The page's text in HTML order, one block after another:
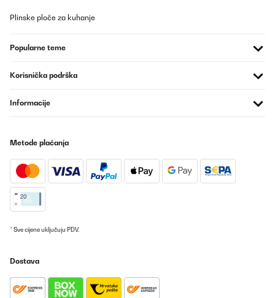
No estaba muy convencida, tengo un comedor de unos 40m. Y si
calienta que es lo que buscaba.
01/04/2023
They work great using the scheduling program, although much
German product there is no fahrenheit option so I google'd the
equivalent and got 24C for a warm room.Also the heater makes
substantially loud beep when turned on AND when the automatic
mode turns it on. To disable it I had to open the back panel under
the control panel by removing the 3 screws (using a small flat
head screwdriver that fit into their funky screws) and then found
nose plier and that stopped the beep. If you attempt this, makes
Amazon user
Plinske ploče za kuhanje
Popularne teme
Korisnička podrška
Informacije
Metode plaćanja
* Sve cijene uključuju PDV.
Dostava